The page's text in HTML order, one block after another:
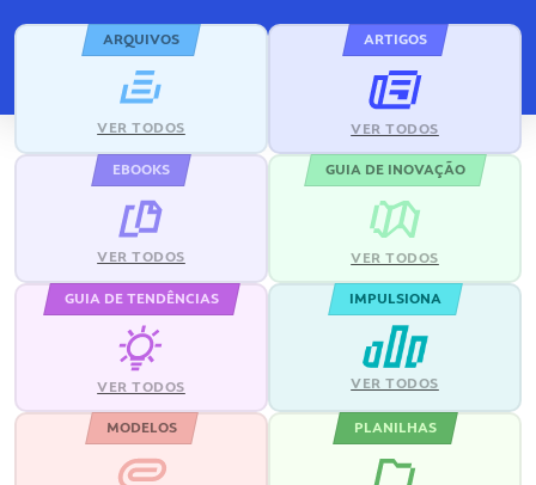
ARQUIVOS
VER TODOS
ARTIGOS
VER TODOS
EBOOKS
VER TODOS
GUIA DE INOVAÇÃO
VER TODOS
GUIA DE TENDÊNCIAS
VER TODOS
IMPULSIONA
VER TODOS
MODELOS PLANILHAS